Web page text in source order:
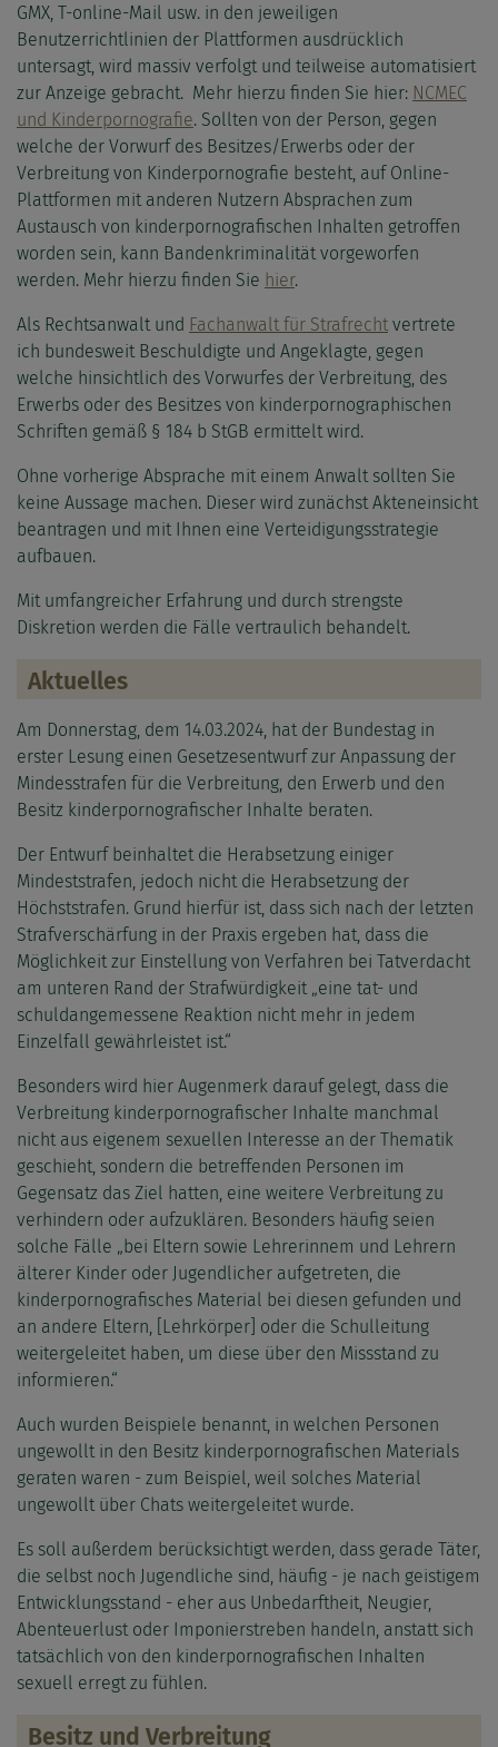
GMX, T-online-Mail usw. in den jeweiligen
Benutzerrichtlinien der Plattformen ausdrücklich
untersagt, wird massiv verfolgt und teilweise automatisiert
zur Anzeige gebracht. Mehr hierzu finden Sie hier: NCMEC
und Kinderpornografie. Sollten von der Person, gegen
welche der Vorwurf des Besitzes/Erwerbs oder der
Verbreitung von Kinderpornografie besteht, auf Online-
Plattformen mit anderen Nutzern Absprachen zum
Austausch von kinderpornografischen Inhalten getroffen
worden sein, kann Bandenkriminalität vorgeworfen
werden. Mehr hierzu finden Sie hier.
Als Rechtsanwalt und Fachanwalt für Strafrecht vertrete
ich bundesweit Beschuldigte und Angeklagte, gegen
welche hinsichtlich des Vorwurfes der Verbreitung, des
Erwerbs oder des Besitzes von kinderpornographischen
Schriften gemäß § 184 b StGB ermittelt wird.
Ohne vorherige Absprache mit einem Anwalt sollten Sie
keine Aussage machen. Dieser wird zunächst Akteneinsicht
beantragen und mit Ihnen eine Verteidigungsstrategie
aufbauen.
Mit umfangreicher Erfahrung und durch strengste
Diskretion werden die Fälle vertraulich behandelt.
Aktuelles
Am Donnerstag, dem 14.03.2024, hat der Bundestag in
erster Lesung einen Gesetzesentwurf zur Anpassung der
Mindesstrafen für die Verbreitung, den Erwerb und den
Besitz kinderpornografischer Inhalte beraten.
Der Entwurf beinhaltet die Herabsetzung einiger
Mindeststrafen, jedoch nicht die Herabsetzung der
Höchststrafen. Grund hierfür ist, dass sich nach der letzten
Strafverschärfung in der Praxis ergeben hat, dass die
Möglichkeit zur Einstellung von Verfahren bei Tatverdacht
am unteren Rand der Strafwürdigkeit „eine tat- und
schuldangemessene Reaktion nicht mehr in jedem
Einzelfall gewährleistet ist.“
Besonders wird hier Augenmerk darauf gelegt, dass die
Verbreitung kinderpornografischer Inhalte manchmal
nicht aus eigenem sexuellen Interesse an der Thematik
geschieht, sondern die betreffenden Personen im
Gegensatz das Ziel hatten, eine weitere Verbreitung zu
verhindern oder aufzuklären. Besonders häufig seien
solche Fälle „bei Eltern sowie Lehrerinnem und Lehrern
älterer Kinder oder Jugendlicher aufgetreten, die
kinderpornografisches Material bei diesen gefunden und
an andere Eltern, [Lehrkörper] oder die Schulleitung
weitergeleitet haben, um diese über den Missstand zu
informieren.“
Auch wurden Beispiele benannt, in welchen Personen
ungewollt in den Besitz kinderpornografischen Materials
geraten waren - zum Beispiel, weil solches Material
ungewollt über Chats weitergeleitet wurde.
Es soll außerdem berücksichtigt werden, dass gerade Täter,
die selbst noch Jugendliche sind, häufig - je nach geistigem
Entwicklungsstand - eher aus Unbedarftheit, Neugier,
Abenteuerlust oder Imponierstreben handeln, anstatt sich
tatsächlich von den kinderpornografischen Inhalten
sexuell erregt zu fühlen.
Besitz und Verbreitung